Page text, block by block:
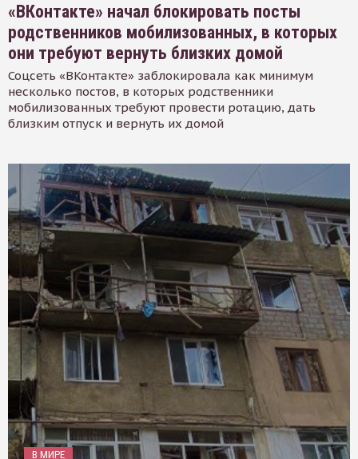
«ВКонтакте» начал блокировать посты
родственников мобилизованных, в которых
они требуют вернуть близких домой
Соцсеть «ВКонтакте» заблокировала как минимум
несколько постов, в которых родственники
мобилизованных требуют провести ротацию, дать
близким отпуск и вернуть их домой
В МИРЕ